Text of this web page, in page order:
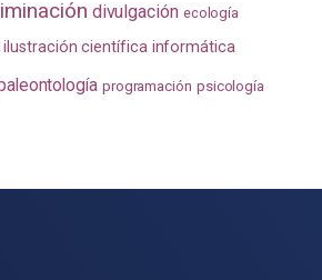
divulgación ecología
ilustración científica informática
programación psicología